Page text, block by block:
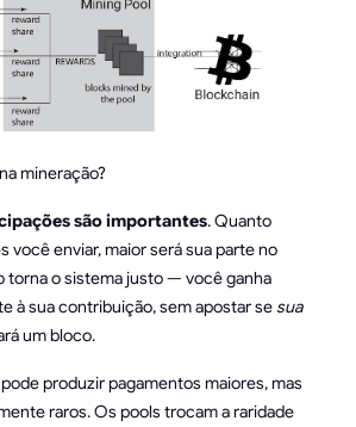
mineração?
são importantes. Quanto
você enviar, maior será sua parte no
torna o sistema justo — você ganha
à sua contribuição, sem apostar sesua
um bloco.
produzir pagamentos maiores, mas
raros. Os pools trocam a raridade